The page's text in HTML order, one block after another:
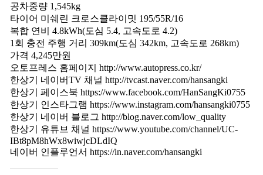
공차중량 1,545kg
타이어 미쉐린 크로스클라이밋 195/55R/16
복합 연비 4.8kWh(도심 5.4, 고속도로 4.2)
1회 충전 주행 거리 309km(도심 342km, 고속도로 268km)
가격 4,245만원
오토프레스 홈페이지 http://www.autopress.co.kr/
한상기 네이버TV 채널 http://tvcast.naver.com/hansangki
한상기 페이스북 https://www.facebook.com/HanSangKi0755
한상기 인스타그램 https://www.instagram.com/hansangki0755
한상기 네이버 블로그 http://blog.naver.com/low_quality
한상기 유튜브 채널 https://www.youtube.com/channel/UC-
IBt8pM8hWx8wiwjcDLdIQ
네이버 인플루언서 https://in.naver.com/hansangki